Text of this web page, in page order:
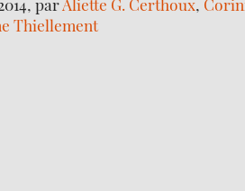
Thiellement